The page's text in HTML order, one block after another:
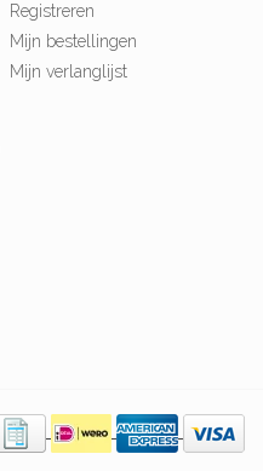
Registreren
Mijn bestellingen
Mijn verlanglijst